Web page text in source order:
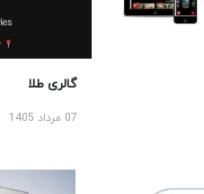
گالری طلا
07 مرداد 1405